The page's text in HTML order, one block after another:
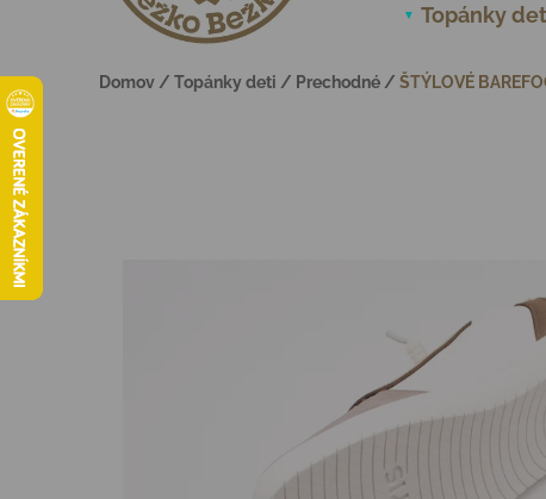
Topánky
Domov / Topánky deti / Prechodné / ŠTÝLOVÉ